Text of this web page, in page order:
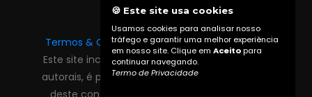
reservados
Termos & Condições |Política de Privacidade
Este site inclui conteúdo protegido por direitos
autorais, é proibida reprodução total ou parcial
🍪 Este site usa cookies
Usamos cookies para analisar nosso
tráfego e garantir uma melhor experiência
em nosso site. Clique em Aceitopara
continuar navegando.
Termo de Privacidade